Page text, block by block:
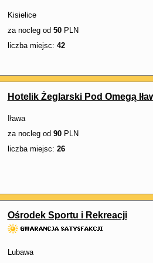
Kisielice
za nocleg od 50PLN
liczba miejsc: 42
Hotelik Żeglarski Pod Omegą
Iława
za nocleg od 90PLN
liczba miejsc: 26
Ośrodek Sportu i Rekreacji
Lubawa